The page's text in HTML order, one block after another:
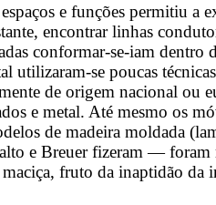
e funções permitiu a
encontrar linhas
conformar-se-iam dentro
utilizaram-se poucas
de origem nacional ou
e metal. Até mesmo os
de madeira moldada
e Breuer fizeram — foram
maciça, fruto da inaptidão da